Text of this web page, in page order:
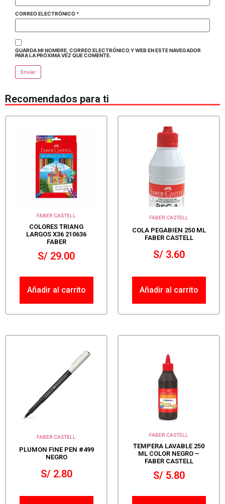
CORREO ELECTRÓNICO *
GUARDA MI NOMBRE, CORREO ELECTRÓNICO Y WEB EN ESTE NAVEGADOR
PARA LA PRÓXIMA VEZ QUE COMENTE.
Recomendados para ti
FABER CASTELL
COLORES TRIANG
LARGOS X36 210636
FABER
S/ 29.00
Añadir al carrito
FABER CASTELL
COLA PEGABIEN 250 ML
FABER CASTELL
S/3.60
Añadir al carrito
FABER CASTELL
PLUMON FINE PEN #499
NEGRO
S/2.80
FABER CASTELL
TEMPERA LAVABLE 250
ML COLOR NEGRO –
FABER CASTELL
S/5.80